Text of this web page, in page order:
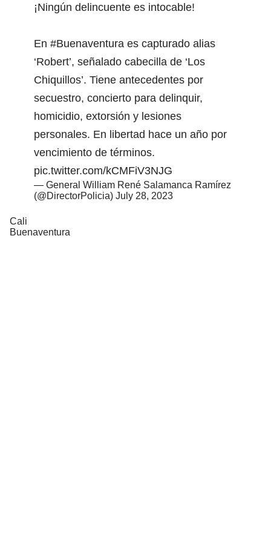
¡Ningún delincuente es intocable!
En #Buenaventura es capturado alias
‘Robert’, señalado cabecilla de ‘Los
Chiquillos’. Tiene antecedentes por
secuestro, concierto para delinquir,
homicidio, extorsión y lesiones
personales. En libertad hace un año por
vencimiento de términos.
pic.twitter.com/kCMFiV3NJG
— General William René Salamanca Ramírez
(@DirectorPolicia) July 28, 2023
Cali
Buenaventura